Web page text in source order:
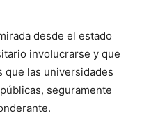
desde el estado
involucrarse y que
que las universidades
seguramente